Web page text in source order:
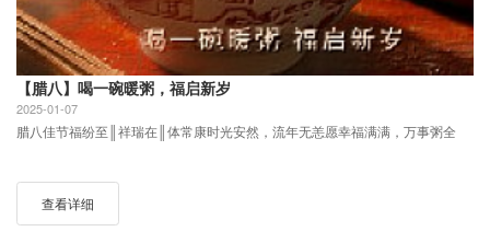
【腊八】喝一碗暖粥，福启新岁
2025-01-07
腊八佳节福纷至║祥瑞在║体常康时光安然，流年无恙愿幸福满满，万事粥全
查看详细